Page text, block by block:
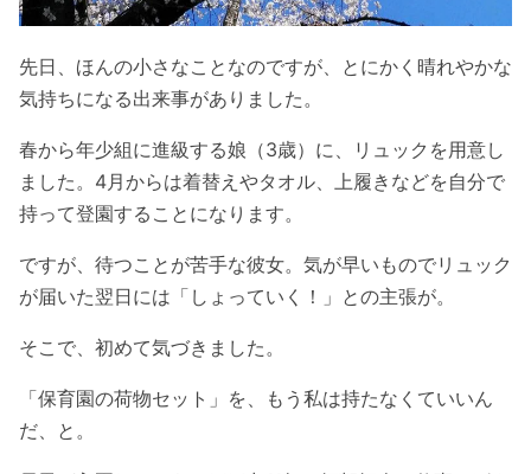
先日、ほんの小さなことなのですが、とにかく晴れやかな
気持ちになる出来事がありました。
春から年少組に進級する娘（3歳）に、リュックを用意し
ました。4月からは着替えやタオル、上履きなどを自分で
持って登園することになります。
ですが、待つことが苦手な彼女。気が早いものでリュック
が届いた翌日には「しょっていく！」との主張が。
そこで、初めて気づきました。
「保育園の荷物セット」を、もう私は持たなくていいん
だ、と。